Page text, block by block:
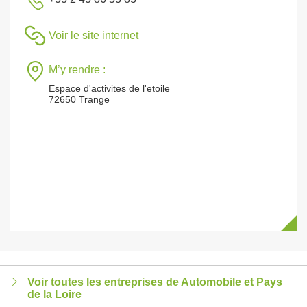
Voir le site internet
M’y rendre :
Espace d'activites de l'etoile
72650 Trange
Voir toutes les entreprises de Automobile et Pays
de la Loire